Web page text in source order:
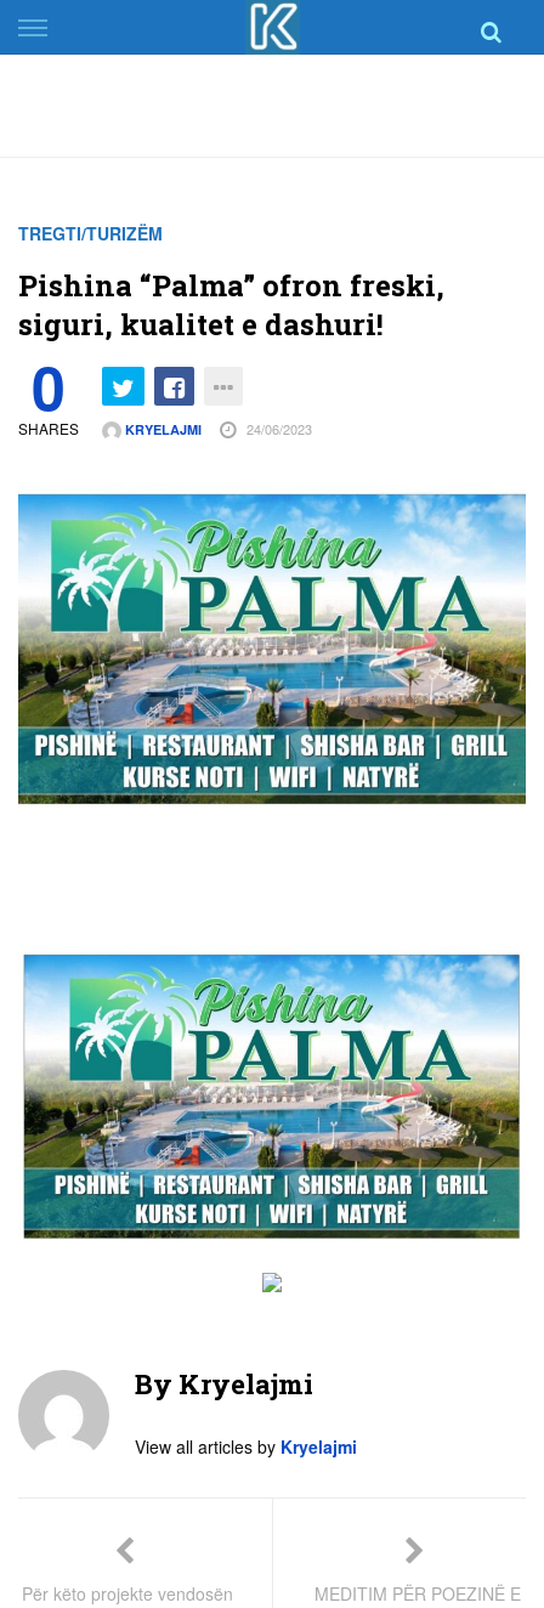
Skip
to
TREGTI/TURIZËM
Pishina “Palma” ofron freski,
siguri, kualitet e dashuri!
0
SHARES KRYELAJMI 24/06/2023
By Kryelajmi
View all articles by Kryelajmi
Për këto projekte vendosën
MEDITIM PËR POEZINË E